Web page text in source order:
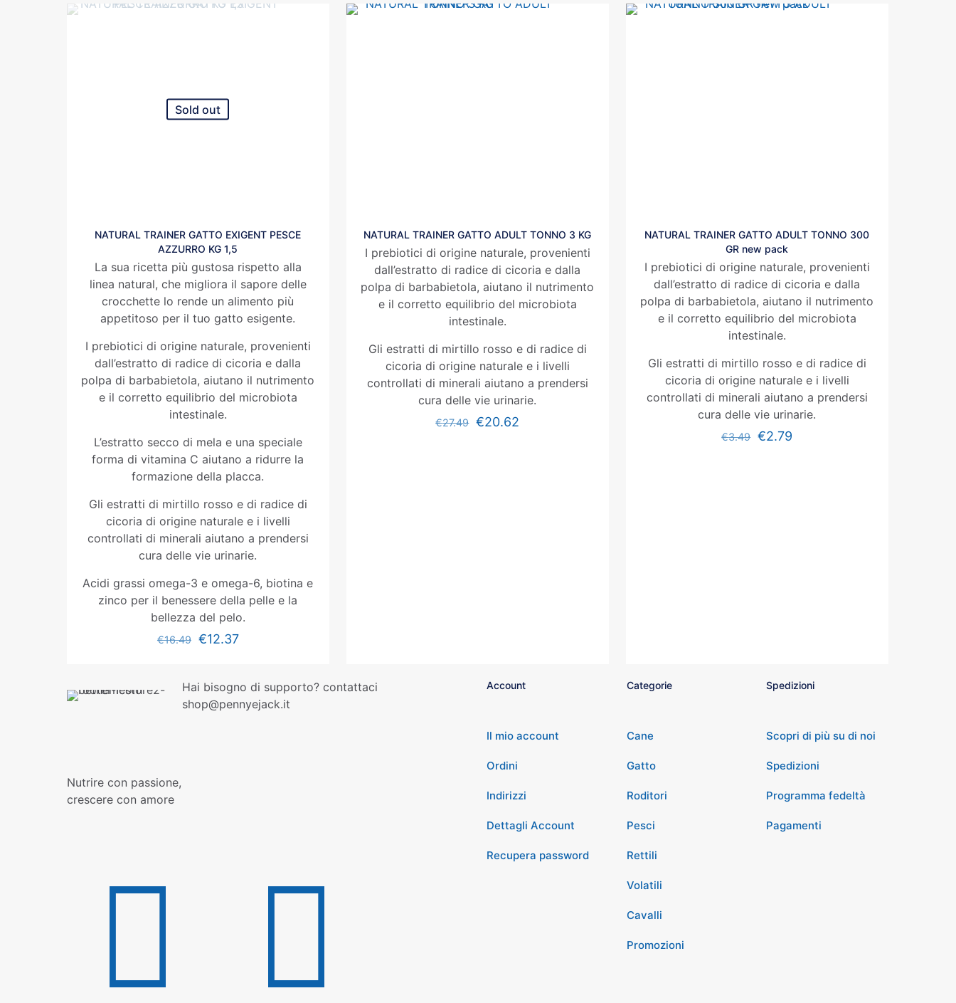
Sold out
NATURAL TRAINER GATTO EXIGENT PESCE
AZZURRO KG 1,5
La sua ricetta più gustosa rispetto alla
linea natural, che migliora il sapore delle
crocchette lo rende un alimento più
appetitoso per il tuo gatto esigente.
I prebiotici di origine naturale, provenienti
dall’estratto di radice di cicoria e dalla
polpa di barbabietola, aiutano il nutrimento
e il corretto equilibrio del microbiota
intestinale.
L’estratto secco di mela e una speciale
forma di vitamina C aiutano a ridurre la
formazione della placca.
Gli estratti di mirtillo rosso e di radice di
cicoria di origine naturale e i livelli
controllati di minerali aiutano a prendersi
cura delle vie urinarie.
Acidi grassi omega-3 e omega-6, biotina e
zinco per il benessere della pelle e la
bellezza del pelo.
€16.49 €12.37
NATURAL TRAINER GATTO ADULT TONNO 3 KG
I prebiotici di origine naturale, provenienti
dall’estratto di radice di cicoria e dalla
polpa di barbabietola, aiutano il nutrimento
e il corretto equilibrio del microbiota
intestinale.
Gli estratti di mirtillo rosso e di radice di
cicoria di origine naturale e i livelli
controllati di minerali aiutano a prendersi
cura delle vie urinarie.
€27.49 €20.62
NATURAL TRAINER GATTO ADULT TONNO 300
GR new pack
I prebiotici di origine naturale, provenienti
dall’estratto di radice di cicoria e dalla
polpa di barbabietola, aiutano il nutrimento
e il corretto equilibrio del microbiota
intestinale.
Gli estratti di mirtillo rosso e di radice di
cicoria di origine naturale e i livelli
controllati di minerali aiutano a prendersi
cura delle vie urinarie.
€3.49 €2.79
Hai bisogno di supporto? contattaci
shop@pennyejack.it
Nutrire con passione,
crescere con amore
Account
Il mio account
Ordini
Indirizzi
Dettagli Account
Recupera password
Categorie
Cane
Gatto
Roditori
Pesci
Rettili
Volatili
Cavalli
Promozioni
Spedizioni
Scopri di più su di noi
Spedizioni
Programma fedeltà
Pagamenti